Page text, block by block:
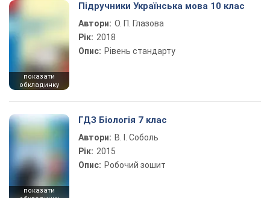
показати
обкладинку
Підручники Українська мова 10 клас
Автори: О. П. Глазова
Рік: 2018
Опис: Рівень стандарту
показати
ГДЗ Біологія 7 клас
Автори: В. І. Соболь
Рік: 2015
Опис: Робочий зошит